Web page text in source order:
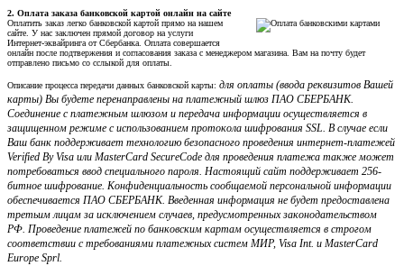
2. Оплата заказа банковской картой онлайн на сайте
Оплатить заказ легко банковской картой прямо на нашем
сайте. У нас заключен прямой договор на услуги
Интернет-эквайринга от Сбербанка. Оплата совершается
онлайн после подтвержения и согласования заказа с менеджером магазина. Вам на почту будет
отправлено письмо со сслыкой для оплаты.
Описание процесса передачи данных банковской карты: для оплаты (ввода реквизитов Вашей
карты) Вы будете перенаправлены на платежный шлюз ПАО СБЕРБАНК.
Соединение с платежным шлюзом и передача информации осуществляется в
защищенном режиме с использованием протокола шифрования SSL. В случае если
Ваш банк поддерживает технологию безопасного проведения интернет-платежей
Verified By Visa или MasterCard SecureCode для проведения платежа также может
потребоваться ввод специального пароля. Настоящий сайт поддерживает 256-
битное шифрование. Конфиденциальность сообщаемой персональной информации
обеспечивается ПАО СБЕРБАНК. Введенная информация не будет предоставлена
третьим лицам за исключением случаев, предусмотренных законодательством
РФ. Проведение платежей по банковским картам осуществляется в строгом
соответствии с требованиями платежных систем МИР, Visa Int. и MasterCard
Europe Sprl.